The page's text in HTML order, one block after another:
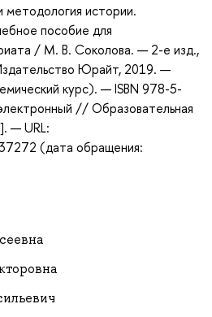
истории.
пособие для
/ М. В. Соколова. — 2-е изд.,
Юрайт, 2019. —
курс). — ISBN 978-5-
// Образовательная
— URL:
(дата обращения: